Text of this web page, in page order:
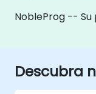
NobleProg --
Descubra